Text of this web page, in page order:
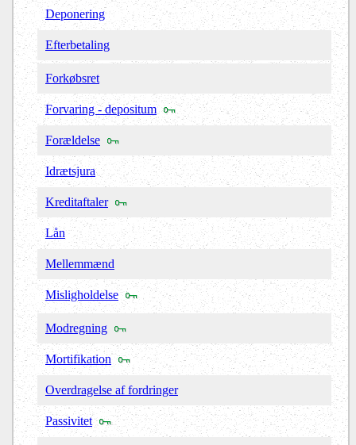
Deponering
Efterbetaling
Forkøbsret
Forvaring - depositum
Forældelse
Idrætsjura
Kreditaftaler
Lån
Mellemmænd
Misligholdelse
Modregning
Mortifikation
Overdragelse af fordringer
Passivitet